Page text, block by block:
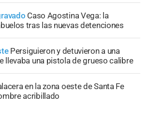
Caso Agostina Vega: la
tras las nuevas detenciones
Persiguieron y detuvieron a una
llevaba una pistola de grueso calibre
en la zona oeste de Santa Fe
acribillado